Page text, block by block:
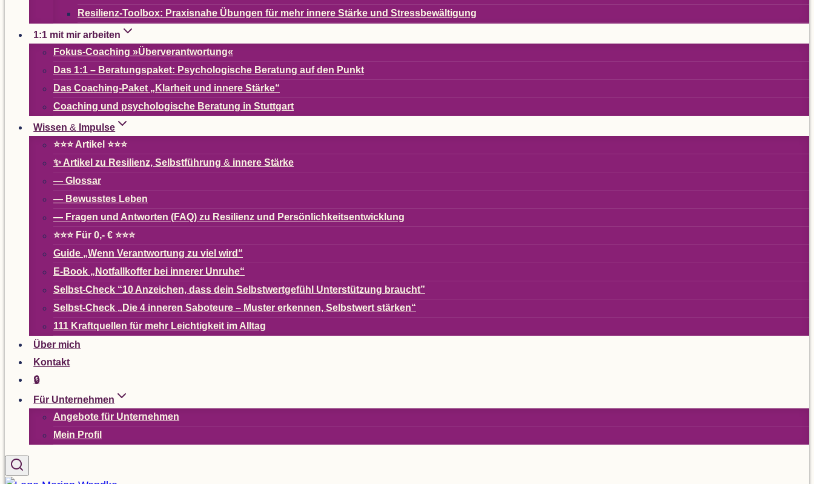
Resi­­li­enz-Tool­­box: Pra­xis­nahe Übun­gen für mehr innere Stärke und Stressbewältigung
1:1 mit mir arbeiten
Fokus-Coa­ching »Über­ver­ant­wor­tung«
Das 1:1 – Bera­tungs­pa­ket: Psy­cho­lo­gi­sche Bera­tung auf den Punkt
Das Coa­ching-Paket „ Klar­heit und innere Stärke“
Coa­ching und psy­cho­lo­gi­sche Bera­tung in Stuttgart
Wis­sen& Impulse
⭐⭐⭐ Arti­kel ⭐⭐⭐
✨ Arti­kel zu Resi­li­enz, Selbst­füh­rung & innere Stärke
— Glos­sar
— Bewuss­tes Leben
— Fra­gen und Ant­wor­ten (FAQ) zu Resi­li­enz und Persönlichkeitsentwicklung
⭐⭐⭐ Für 0,- € ⭐⭐⭐
Guide „Wenn Ver­ant­wor­tung zu viel wird“
E-Book „ Not­fall­kof­fer bei inne­rer Unruhe“
Selbst-Check “10 Anzei­chen, dass dein Selbst­wert­ge­fühl Unter­stüt­zung braucht”
Selbst-Check „ Die 4 inne­ren Sabo­teure – Mus­ter erken­nen, Selbst­wert stärken“
111 Kraft­quel­len für mehr Leich­tig­keit im Alltag
Über mich
Kon­takt
🔒
Für Unter­neh­men
Ange­bote für Unternehmen
Mein Pro­fil